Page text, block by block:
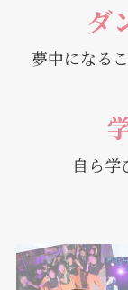
ダ
夢中になる
自ら学